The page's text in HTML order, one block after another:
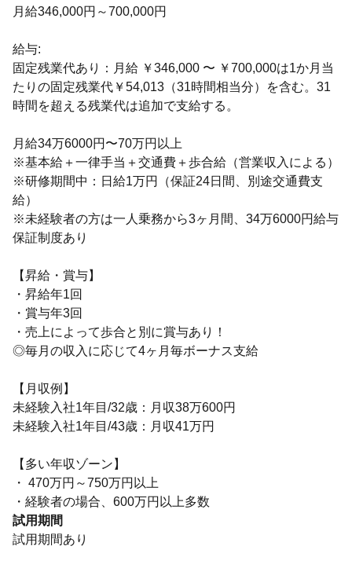
月給346,000円～700,000円
給与:
固定残業代あり：月給 ￥346,000 〜 ￥700,000は1か月当
たりの固定残業代￥54,013（31時間相当分）を含む。31
時間を超える残業代は追加で支給する。
月給34万6000円〜70万円以上
※基本給＋一律手当＋交通費＋歩合給（営業収入による）
※研修期間中：日給1万円（保証24日間、別途交通費支
給）
※未経験者の方は一人乗務から3ヶ月間、34万6000円給与
保証制度あり
【昇給・賞与】
・昇給年1回
・賞与年3回
・売上によって歩合と別に賞与あり！
◎毎月の収入に応じて4ヶ月毎ボーナス支給
【月収例】
未経験入社1年目/32歳：月収38万600円
未経験入社1年目/43歳：月収41万円
【多い年収ゾーン】
・ 470万円～750万円以上
・経験者の場合、600万円以上多数
試用期間
試用期間あり